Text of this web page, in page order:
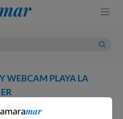
WEBCAM PLAYA LA
METEOROLOGÍA